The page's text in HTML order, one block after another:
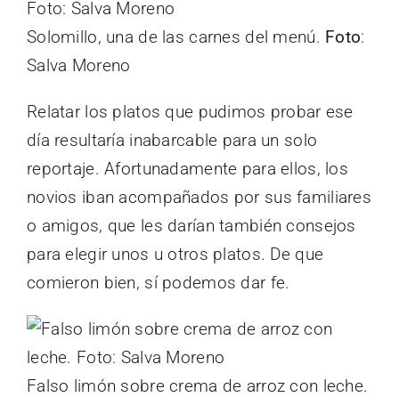
Solomillo, una de las carnes del menú. Foto:
Salva Moreno
Relatar los platos que pudimos probar ese
día resultaría inabarcable para un solo
reportaje. Afortunadamente para ellos, los
novios iban acompañados por sus familiares
o amigos, que les darían también consejos
para elegir unos u otros platos. De que
comieron bien, sí podemos dar fe.
Falso limón sobre crema de arroz con leche.